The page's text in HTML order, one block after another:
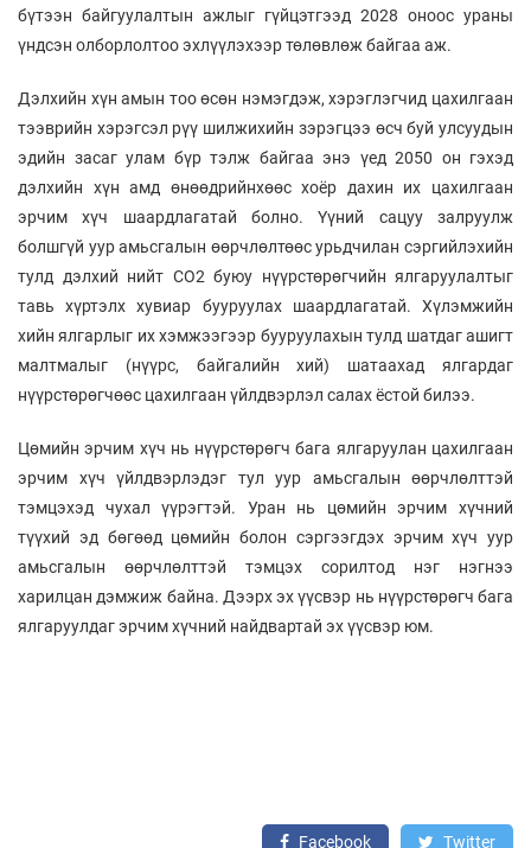
бүтээн байгуулалтын ажлыг гүйцэтгээд 2028 оноос ураны
үндсэн олборлолтоо эхлүүлэхээр төлөвлөж байгаа аж.
Дэлхийн хүн амын тоо өсөн нэмэгдэж, хэрэглэгчид цахилгаан
тээврийн хэрэгсэл рүү шилжихийн зэрэгцээ өсч буй улсуудын
эдийн засаг улам бүр тэлж байгаа энэ үед 2050 он гэхэд
дэлхийн хүн амд өнөөдрийнхөөс хоёр дахин их цахилгаан
эрчим хүч шаардлагатай болно. Үүний сацуу залруулж
болшгүй уур амьсгалын өөрчлөлтөөс урьдчилан сэргийлэхийн
тулд дэлхий нийт CO2 буюу нүүрстөрөгчийн ялгаруулалтыг
тавь хүртэлх хувиар бууруулах шаардлагатай. Хүлэмжийн
хийн ялгарлыг их хэмжээгээр бууруулахын тулд шатдаг ашигт
малтмалыг (нүүрс, байгалийн хий) шатаахад ялгардаг
нүүрстөрөгчөөс цахилгаан үйлдвэрлэл салах ёстой билээ.
Цөмийн эрчим хүч нь нүүрстөрөгч бага ялгаруулан цахилгаан
эрчим хүч үйлдвэрлэдэг тул уур амьсгалын өөрчлөлттэй
тэмцэхэд чухал үүрэгтэй. Уран нь цөмийн эрчим хүчний
түүхий эд бөгөөд цөмийн болон сэргээгдэх эрчим хүч уур
амьсгалын өөрчлөлттэй тэмцэх сорилтод нэг нэгнээ
харилцан дэмжиж байна. Дээрх эх үүсвэр нь нүүрстөрөгч бага
ялгаруулдаг эрчим хүчний найдвартай эх үүсвэр юм.
Facebook Twitter